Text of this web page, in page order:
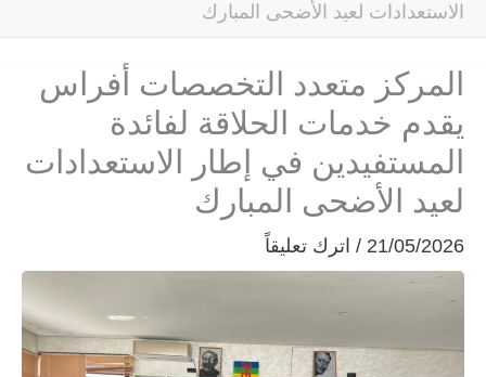
الاستعدادات لعيد الأضحى المبارك
المركز متعدد التخصصات أفراس
يقدم خدمات الحلاقة لفائدة
المستفيدين في إطار الاستعدادات
لعيد الأضحى المبارك
21/05/2026
/ اترك تعليقاً